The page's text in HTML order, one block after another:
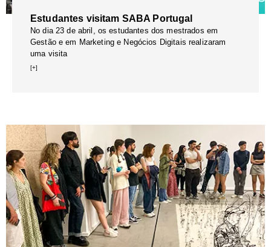
Estudantes visitam SABA Portugal
No dia 23 de abril, os estudantes dos mestrados em
Gestão e em Marketing e Negócios Digitais realizaram
uma visita
[+]